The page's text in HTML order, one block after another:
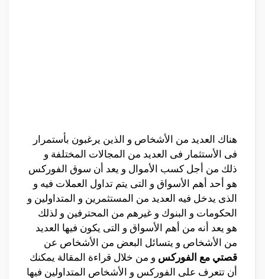
هناك العديد من الأشخاص و الذين يرغبون بأستمرار
فى الأستثمار فى العديد من المجالات المختلفة و
ذلك من أجل كسب الأموال و يعد أن سوق الفوركس
هو أحد أهم الأسواق و التى يتم تداول العملات فيه و
الذى يدخل فيه العديد من المستثمرين و المتداولين و
الحكومات و البنوك و غيرهم من المحترفين و لذلك
هو يعد أنه من أهم الأسواق و التى يكون فيها العديد
من الأشخاص و يتسائل البعض من الأشخاص عن
قصتي مع الفوركس و من خلال قراءة المقالة يمكنك
أن تتعرف على الفوركس و الأشخاص المتداولين فيها